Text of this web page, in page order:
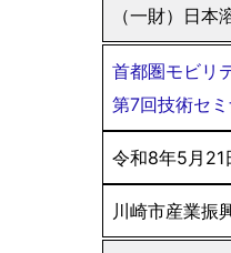
（一財）日本
首都圏モビリ
第7回技術セ
令和8年5月21
川崎市産業振